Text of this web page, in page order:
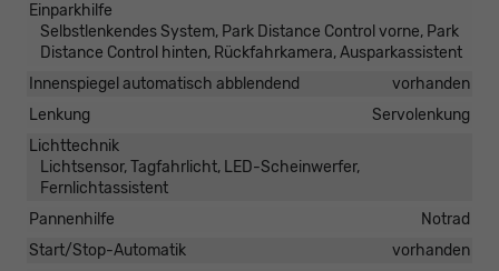
Einparkhilfe
Selbstlenkendes System, Park Distance Control vorne, Park
Distance Control hinten, Rückfahrkamera, Ausparkassistent
Innenspiegel automatisch abblendend
vorhanden
Lenkung
Servolenkung
Lichttechnik
Lichtsensor, Tagfahrlicht, LED-Scheinwerfer,
Fernlichtassistent
Pannenhilfe
Notrad
Start/Stop-Automatik
vorhanden